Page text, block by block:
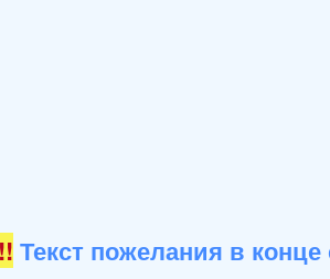
Текст пожелания в